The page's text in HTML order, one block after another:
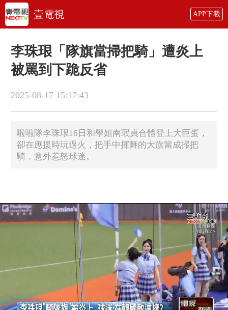
壹電視 APP下載
李珠珢「隊旗當掃把騎」遭炎上
被罵到下跪反省
2025-08-17 15:17:43
啦啦隊李珠珢16日和學姐南珉貞合體登上大巨蛋，
卻在應援時玩過火，把手中揮舞的大旗當成掃把
騎，意外惹怒球迷。